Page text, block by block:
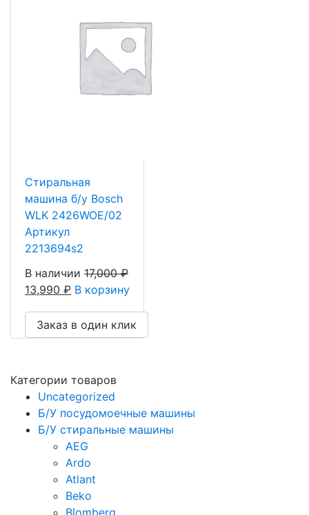
Стиральная
машина б/у Bosch
WLK 2426WOE/02
Артикул
2213694s2
В наличии 17,000₽
13,990 ₽ В корзину
Заказ в один клик
Категории товаров
Uncategorized
Б/У посудомоечные машины
Б/У стиральные машины
AEG
Ardo
Atlant
Beko